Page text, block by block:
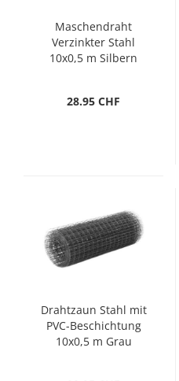
Maschendraht
Verzinkter Stahl
10x0,5 m Silbern
28.95 CHF
Drahtzaun Stahl mit
PVC-Beschichtung
10x0,5 m Grau